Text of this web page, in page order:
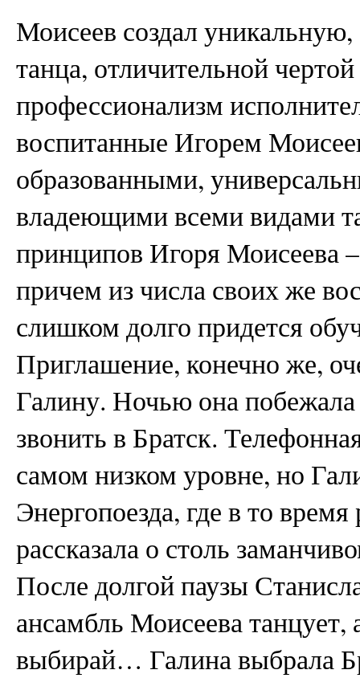
Моисеев создал
танца, отличительной
профессионализм
воспитанные Игорем
образованными,
владеющими всеми видами
принципов Игоря Моисеева
причем из числа своих же
слишком долго придется
Приглашение, конечно же,
Галину. Ночью она
звонить в Братск.
самом низком уровне, но
Энергопоезда, где в то
рассказала о столь
После долгой паузы
ансамбль Моисеева танцует,
выбирай… Галина выбрала